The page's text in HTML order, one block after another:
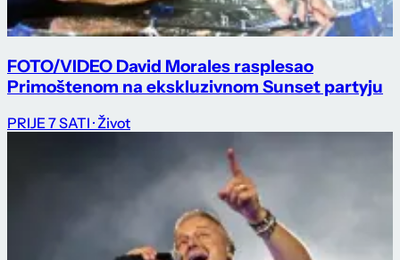
FOTO/VIDEO David Morales rasplesao
Primoštenom na ekskluzivnom Sunset partyju
PRIJE 7 SATI · Život